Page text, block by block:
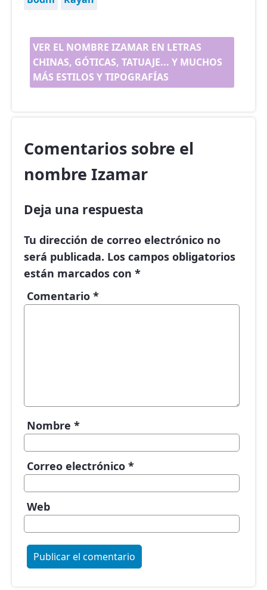
VER EL NOMBRE IZAMAR EN LETRAS
CHINAS, GÓTICAS, TATUAJE... Y MUCHOS
MÁS ESTILOS Y TIPOGRAFÍAS
Comentarios sobre el
nombre Izamar
Deja una respuesta
Tu dirección de correo electrónico no
será publicada. Los campos obligatorios
están marcados con *
Comentario *
Nombre *
Correo electrónico *
Web